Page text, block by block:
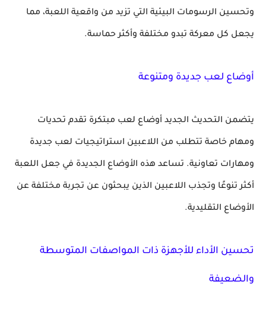
وتحسين الرسومات البيئية التي تزيد من واقعية اللعبة، مما
يجعل كل معركة تبدو مختلفة وأكثر حماسة.
أوضاع لعب جديدة ومتنوعة
يتضمن التحديث الجديد أوضاع لعب مبتكرة تقدم تحديات
ومهام خاصة تتطلب من اللاعبين استراتيجيات لعب جديدة
ومهارات تعاونية. تساعد هذه الأوضاع الجديدة في جعل اللعبة
أكثر تنوعًا وتجذب اللاعبين الذين يبحثون عن تجربة مختلفة عن
الأوضاع التقليدية.
تحسين الأداء للأجهزة ذات المواصفات المتوسطة
والضعيفة